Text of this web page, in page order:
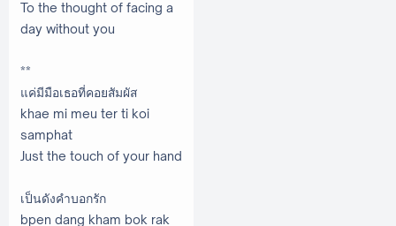
To the thought of facing a
day without you
**
แค่มีมือเธอที่คอยสัมผัส
khae mi meu ter ti koi
samphat
Just the touch of your hand
เป็นดังคำบอกรัก
bpen dang kham bok rak